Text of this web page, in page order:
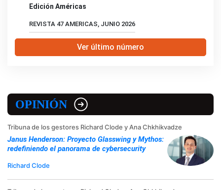
Edición Américas
REVISTA 47 AMERICAS, JUNIO 2026
Ver último número
OPINIÓN
Tribuna de los gestores Richard Clode y Ana Chkhikvadze
Janus Henderson: Proyecto Glasswing y Mythos:
redefiniendo el panorama de cybersecurity
Richard Clode